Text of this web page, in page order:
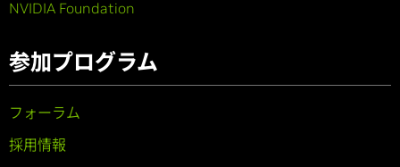
NVIDIA Foundation
参加プログラム
フォーラム
採用情報